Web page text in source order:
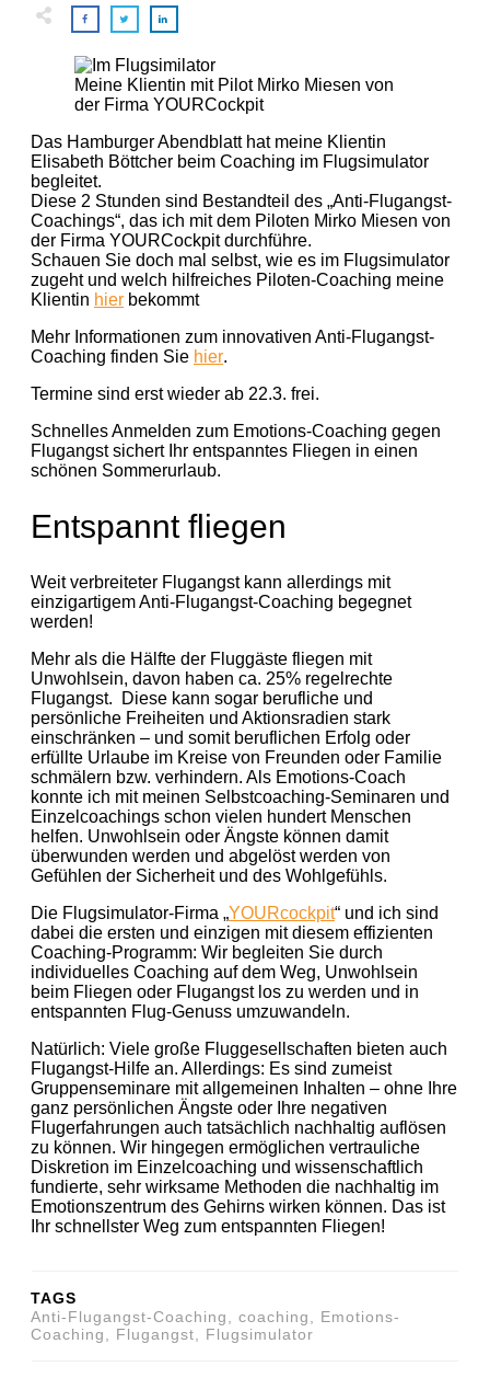
Meine Klientin mit Pilot Mirko Miesen von
der Firma YOURCockpit
Das Hamburger Abendblatt hat meine Klientin
Elisabeth Böttcher beim Coaching im Flugsimulator
begleitet.
Diese 2 Stunden sind Bestandteil des „Anti-Flugangst-
Coachings“, das ich mit dem Piloten Mirko Miesen von
der Firma YOURCockpit durchführe.
Schauen Sie doch mal selbst, wie es im Flugsimulator
zugeht und welch hilfreiches Piloten-Coaching meine
Klientin hier bekommt
Mehr Informationen zum innovativen Anti-Flugangst-
Coaching finden Sie hier.
Termine sind erst wieder ab 22.3. frei.
Schnelles Anmelden zum Emotions-Coaching gegen
Flugangst sichert Ihr entspanntes Fliegen in einen
schönen Sommerurlaub.
Entspannt fliegen
Weit verbreiteter Flugangst kann allerdings mit
einzigartigem Anti-Flugangst-Coaching begegnet
werden!
Mehr als die Hälfte der Fluggäste fliegen mit
Unwohlsein, davon haben ca. 25% regelrechte
Flugangst. Diese kann sogar berufliche und
persönliche Freiheiten und Aktionsradien stark
einschränken – und somit beruflichen Erfolg oder
erfüllte Urlaube im Kreise von Freunden oder Familie
schmälern bzw. verhindern. Als Emotions-Coach
konnte ich mit meinen Selbstcoaching-Seminaren und
Einzelcoachings schon vielen hundert Menschen
helfen. Unwohlsein oder Ängste können damit
überwunden werden und abgelöst werden von
Gefühlen der Sicherheit und des Wohlgefühls.
Die Flugsimulator-Firma „YOURcockpit“ und ich sind
dabei die ersten und einzigen mit diesem effizienten
Coaching-Programm: Wir begleiten Sie durch
individuelles Coaching auf dem Weg, Unwohlsein
beim Fliegen oder Flugangst los zu werden und in
entspannten Flug-Genuss umzuwandeln.
Natürlich: Viele große Fluggesellschaften bieten auch
Flugangst-Hilfe an. Allerdings: Es sind zumeist
Gruppenseminare mit allgemeinen Inhalten – ohne Ihre
ganz persönlichen Ängste oder Ihre negativen
Flugerfahrungen auch tatsächlich nachhaltig auflösen
zu können. Wir hingegen ermöglichen vertrauliche
Diskretion im Einzelcoaching und wissenschaftlich
fundierte, sehr wirksame Methoden die nachhaltig im
Emotionszentrum des Gehirns wirken können. Das ist
Ihr schnellster Weg zum entspannten Fliegen!
TAGS
Anti-Flugangst-Coaching, coaching, Emotions-
Coaching, Flugangst, Flugsimulator